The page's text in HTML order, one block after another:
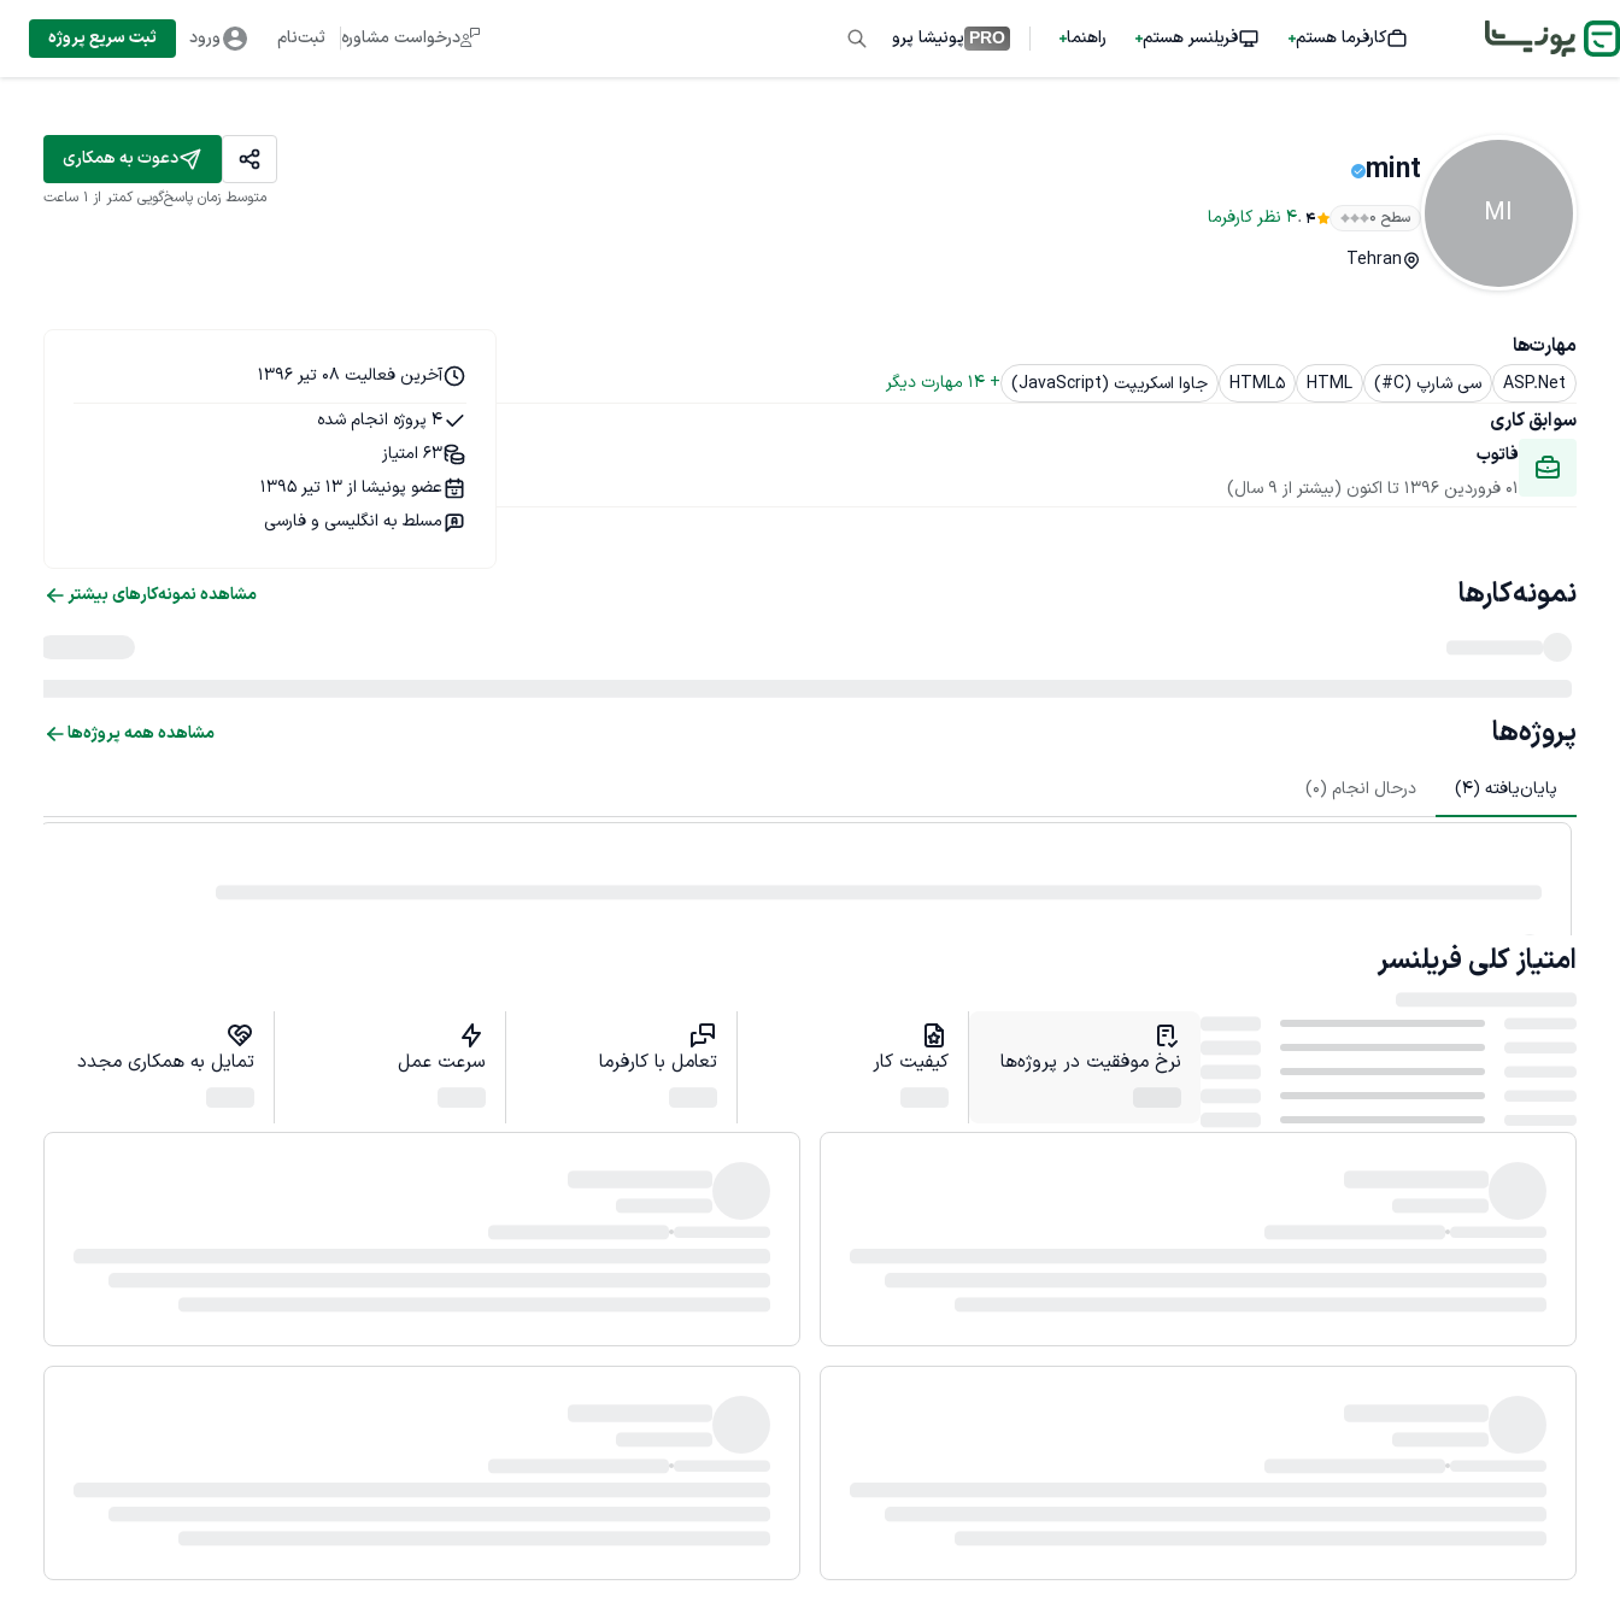
کارفرما هستم فریلنسر هستم راهنما PRO پونیشا پرو درخواست مشاوره ثبت‌نام ورود ثبت سریع پروژه
MI
mint
سطح ۰ 4
.
4 نظر کارفرما
Tehran
دعوت به همکاری
متوسط زمان پاسخ‌گویی کمتر از 1 ساعت
مهارت‌ها
ASP.Net سی شارپ (C#) HTML
HTML5 جاوا اسکریپت (JavaScript) +
14 مهارت دیگر
سوابق کاری
فاتوب
01 فروردین 1396
تا اکنون (بیشتر از 9 سال)
آخرین فعالیت 08 تیر 1396
4 پروژه انجام شده
63 امتیاز
عضو پونیشا از 13 تیر 1395
مسلط به انگلیسی و فارسی
نمونه‌کارها مشاهده نمونه‌کارهای بیشتر
پروژه‌ها مشاهده همه پروژه‌ها
پایان‌یافته (4
) درحال انجام (0
)
امتیاز کلی فریلنسر
نرخ موفقیت در پروژه‌ها کیفیت کار تعامل با کارفرما سرعت عمل تمایل به همکاری مجدد